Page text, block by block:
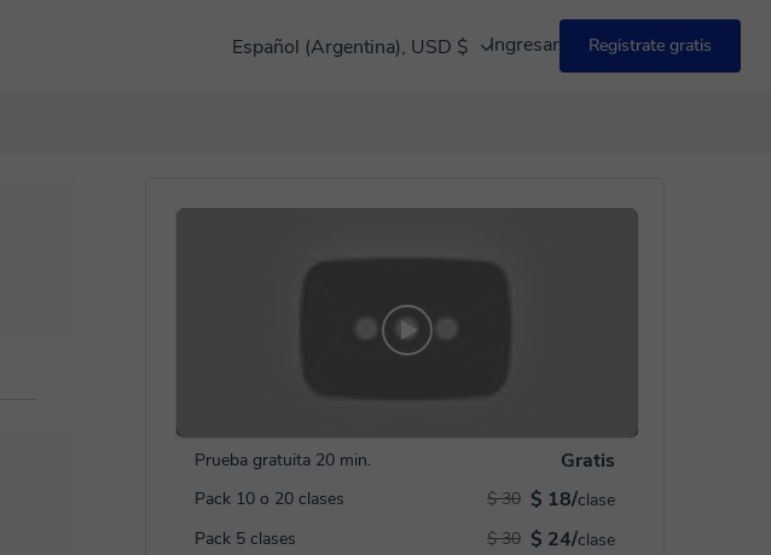
Español (Argentina), USD $ Ingresar Registrate gratis
Prueba gratuita 20 min. Gratis
Pack 10 o 20 clases $ 18/clase
$ 30
Pack 5 clases
$ 24/clase
$ 30